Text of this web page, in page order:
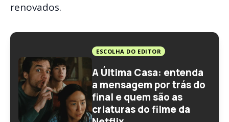
renovados.
ESCOLHA DO EDITOR
A Última Casa: entenda
a mensagem por trás do
final e quem são as
criaturas do filme da